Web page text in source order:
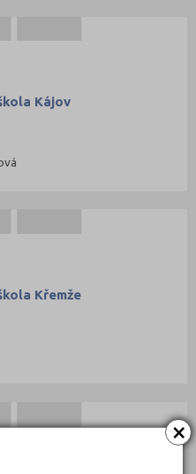
×
Kájov
Křemže